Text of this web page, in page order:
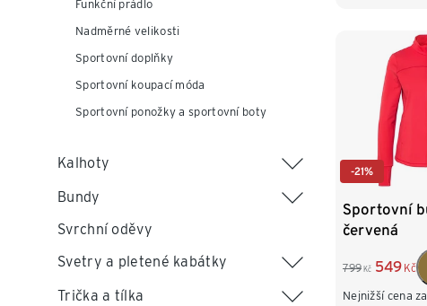
Funkční prádlo
Nadměrné velikosti
Sportovní doplňky
Sportovní koupací móda
Sportovní ponožky a sportovní boty
Kalhoty
Bundy
Svrchní oděvy
Svetry a pletené kabátky
Trička a tílka
XL 48/50
-21%
Sportovní
červená
799 Kč 549 Kč
Nejnižší cena